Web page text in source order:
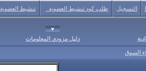
التسجيل طلب كود تنشيط العضوية تنشيط العضوية
دليل مزودي المعلومات
السوق